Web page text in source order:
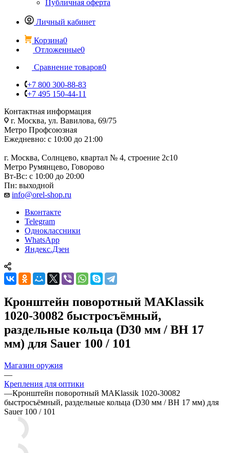
Публичная оферта
Личный кабинет
Корзина0
Отложенные0
Сравнение товаров0
+7 800 300-88-83
+7 495 150-44-11
Контактная информация
г. Москва, ул. Вавилова, 69/75
Метро Профсоюзная
Ежедневно: с 10:00 до 21:00
г. Москва, Солнцево, квартал № 4, строение 2с10
Метро Румянцево, Говорово
Вт-Вс: с 10:00 до 20:00
Пн: выходной
info@orel-shop.ru
Вконтакте
Telegram
Одноклассники
WhatsApp
Яндекс.Дзен
Кронштейн поворотный MAKlassik
1020-30082 быстросъёмный,
раздельные кольца (D30 мм / BH 17
мм) для Sauer 100 / 101
Магазин оружия
—
Крепления для оптики
—Кронштейн поворотный MAKlassik 1020-30082
быстросъёмный, раздельные кольца (D30 мм / BH 17 мм) для
Sauer 100 / 101